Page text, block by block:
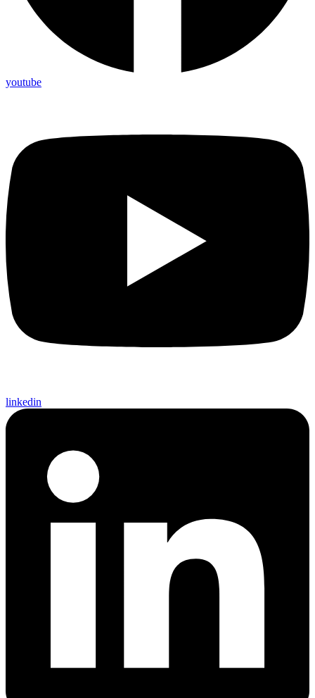
youtube
linkedin